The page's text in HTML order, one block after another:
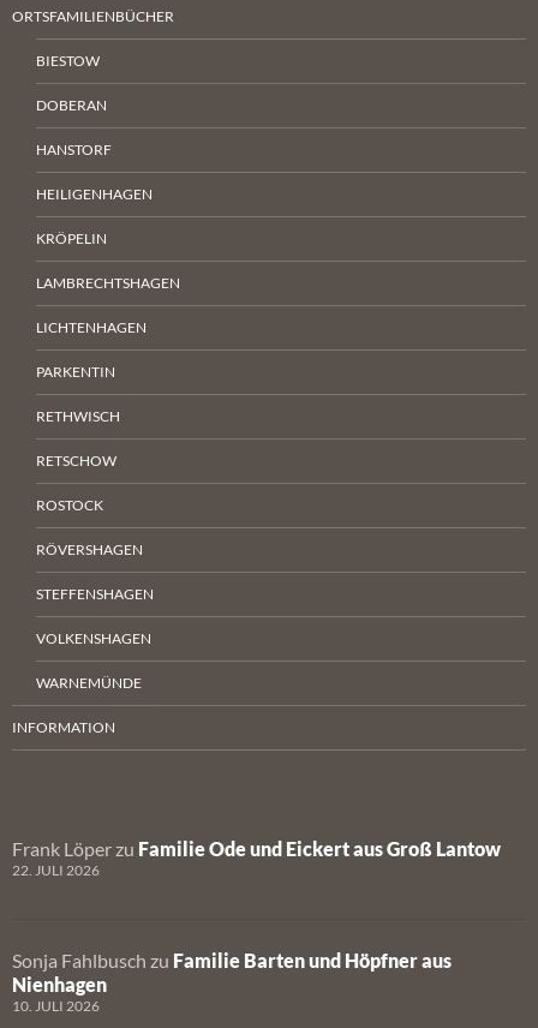
ORTSFAMILIENBÜCHER
BIESTOW
DOBERAN
HANSTORF
HEILIGENHAGEN
KRÖPELIN
LAMBRECHTSHAGEN
LICHTENHAGEN
PARKENTIN
RETHWISCH
RETSCHOW
ROSTOCK
RÖVERSHAGEN
STEFFENSHAGEN
VOLKENSHAGEN
WARNEMÜNDE
INFORMATION
Frank Löper zu Familie Ode und Eickert aus Groß Lantow
22. JULI 2026
Sonja Fahlbusch zu Familie Barten und Höpfner aus
Nienhagen
10. JULI 2026